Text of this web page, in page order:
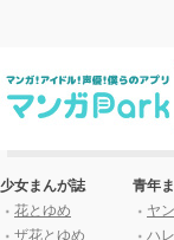
少女まんが誌
花とゆめ
ザ花とゆめ
青年
ヤ
ハ